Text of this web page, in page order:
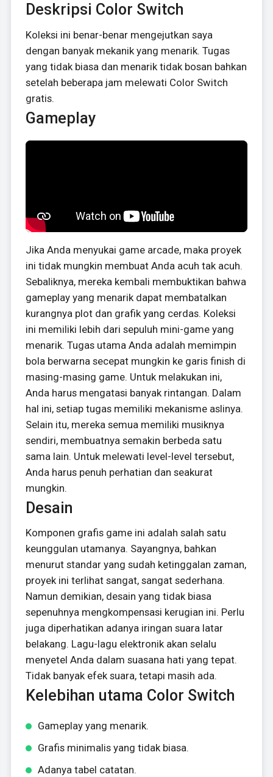
Deskripsi Color Switch
Koleksi ini benar-benar mengejutkan saya
dengan banyak mekanik yang menarik. Tugas
yang tidak biasa dan menarik tidak bosan bahkan
setelah beberapa jam melewati Color Switch
gratis.
Gameplay
Jika Anda menyukai game arcade, maka proyek
ini tidak mungkin membuat Anda acuh tak acuh.
Sebaliknya, mereka kembali membuktikan bahwa
gameplay yang menarik dapat membatalkan
kurangnya plot dan grafik yang cerdas. Koleksi
ini memiliki lebih dari sepuluh mini-game yang
menarik. Tugas utama Anda adalah memimpin
bola berwarna secepat mungkin ke garis finish di
masing-masing game. Untuk melakukan ini,
Anda harus mengatasi banyak rintangan. Dalam
hal ini, setiap tugas memiliki mekanisme aslinya.
Selain itu, mereka semua memiliki musiknya
sendiri, membuatnya semakin berbeda satu
sama lain. Untuk melewati level-level tersebut,
Anda harus penuh perhatian dan seakurat
mungkin.
Desain
Komponen grafis game ini adalah salah satu
keunggulan utamanya. Sayangnya, bahkan
menurut standar yang sudah ketinggalan zaman,
proyek ini terlihat sangat, sangat sederhana.
Namun demikian, desain yang tidak biasa
sepenuhnya mengkompensasi kerugian ini. Perlu
juga diperhatikan adanya iringan suara latar
belakang. Lagu-lagu elektronik akan selalu
menyetel Anda dalam suasana hati yang tepat.
Tidak banyak efek suara, tetapi masih ada.
Kelebihan utama Color Switch
Gameplay yang menarik.
Grafis minimalis yang tidak biasa.
Adanya tabel catatan.